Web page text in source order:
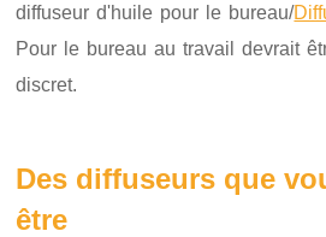
diffuseur d'huile pour le bureau/
Pour le bureau au travail devrait
discret.
Des diffuseurs que
être